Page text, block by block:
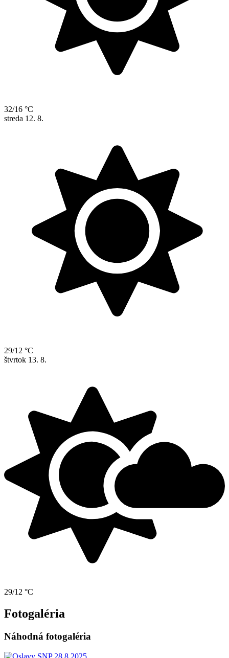
32/16 °C
streda 12. 8.
29/12 °C
štvrtok 13. 8.
29/12 °C
Fotogaléria
Náhodná fotogaléria